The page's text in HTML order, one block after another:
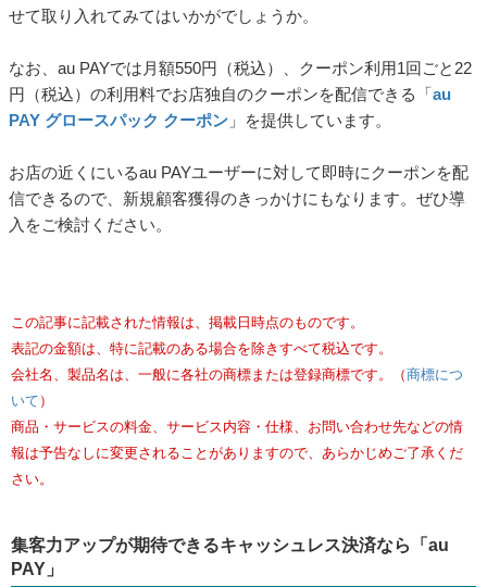
せて取り入れてみてはいかがでしょうか。
なお、au PAYでは月額550円（税込）、クーポン利用1回ごと22
円（税込）の利用料でお店独自のクーポンを配信できる「au
PAY グロースパック クーポン 」を提供しています。
お店の近くにいるau PAYユーザーに対して即時にクーポンを配
信できるので、新規顧客獲得のきっかけにもなります。ぜひ導
入をご検討ください。
この記事に記載された情報は、掲載日時点のものです。
表記の金額は、特に記載のある場合を除きすべて税込です。
会社名、製品名は、一般に各社の商標または登録商標です。（商標につ
いて ）
商品・サービスの料金、サービス内容・仕様、お問い合わせ先などの情
報は予告なしに変更されることがありますので、あらかじめご了承くだ
さい。
集客力アップが期待できるキャッシュレス決済なら「au
PAY」